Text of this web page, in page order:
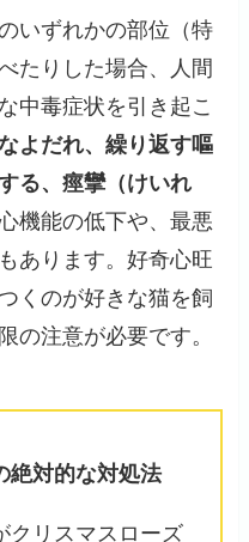
いずれかの部位（特
たりした場合、人間
中毒症状を引き起こ
よだれ、繰り返す嘔
る、痙攣（けいれ
機能の低下や、最悪
あります。好奇心旺
くのが好きな猫を飼
の注意が必要です。
絶対的な対処法
クリスマスローズ